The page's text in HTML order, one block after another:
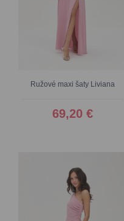
Ružové maxi šaty Liviana
69,20 €